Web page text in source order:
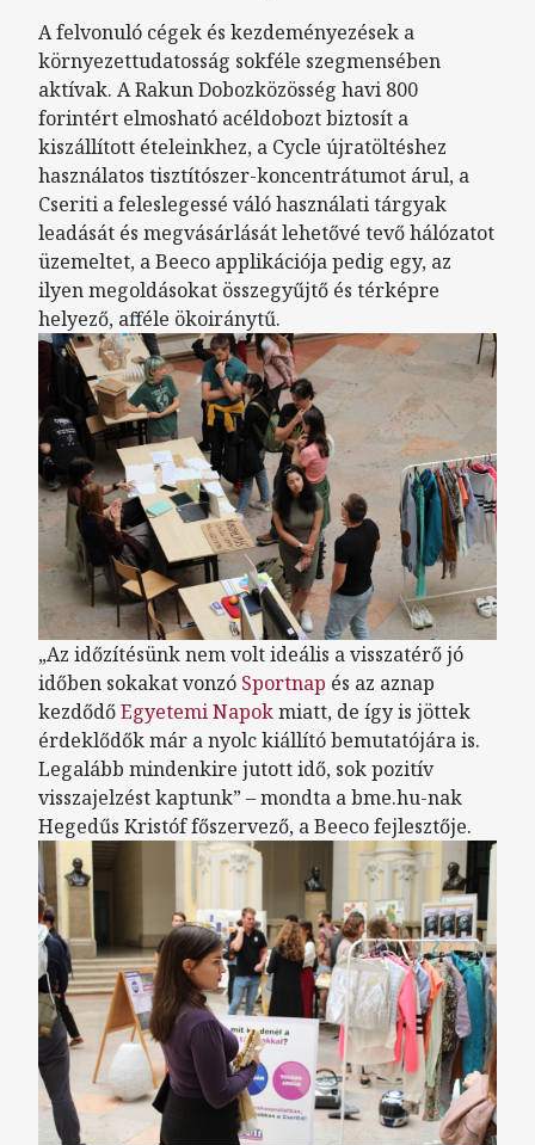
A felvonuló cégek és kezdeményezések a
környezettudatosság sokféle szegmensében
aktívak. A Rakun Dobozközösség havi 800
forintért elmosható acéldobozt biztosít a
kiszállított ételeinkhez, a Cycle újratöltéshez
használatos tisztítószer-koncentrátumot árul, a
Cseriti a feleslegessé váló használati tárgyak
leadását és megvásárlását lehetővé tevő hálózatot
üzemeltet, a Beeco applikációja pedig egy, az
ilyen megoldásokat összegyűjtő és térképre
helyező, afféle ökoiránytű.
„Az időzítésünk nem volt ideális a visszatérő jó
időben sokakat vonzó Sportnap és az aznap
kezdődőEgyetemi Napokmiatt, de így is jöttek
érdeklődők már a nyolc kiállító bemutatójára is.
Legalább mindenkire jutott idő, sok pozitív
visszajelzést kaptunk” – mondta a bme.hu-nak
Hegedűs Kristóf főszervező, a Beeco fejlesztője.